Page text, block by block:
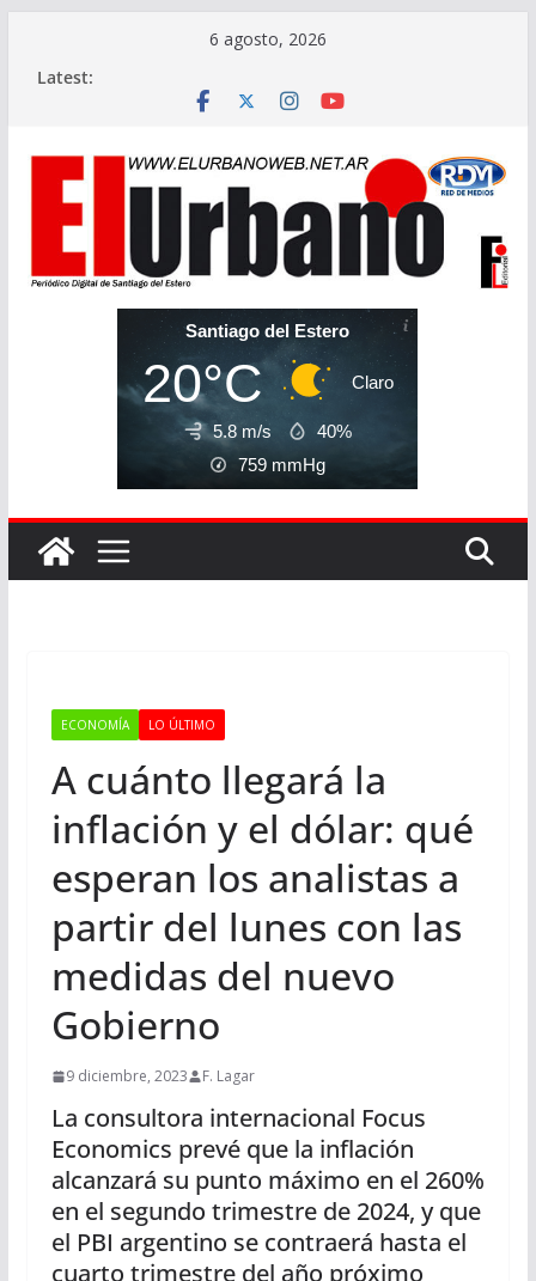
6 agosto, 2026
Latest:
Santiago del Estero
20°C Claro
5.8 m/s
40%
759 mmHg
ECONOMÍA LO ÚLTIMO
A cuánto llegará la
inflación y el dólar: qué
esperan los analistas a
partir del lunes con las
medidas del nuevo
Gobierno
9 diciembre, 2023 F. Lagar
La consultora internacional Focus
Economics prevé que la inflación
alcanzará su punto máximo en el 260%
en el segundo trimestre de 2024, y que
el PBI argentino se contraerá hasta el
cuarto trimestre del año próximo